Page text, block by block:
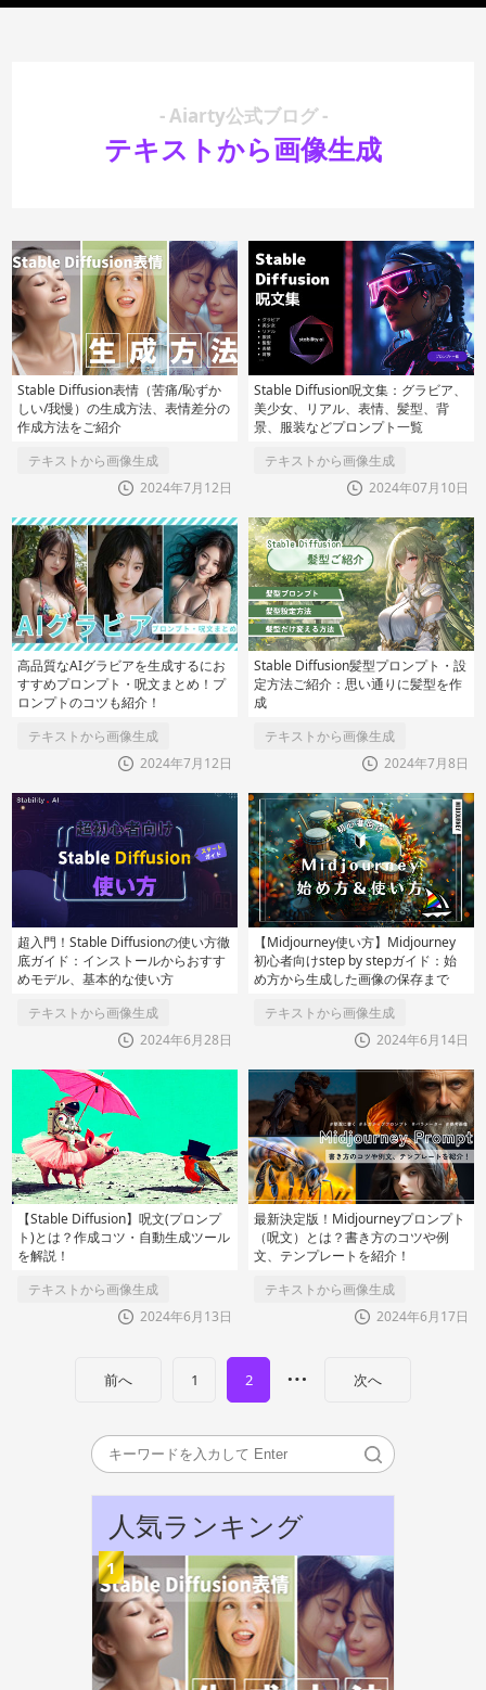
- Aiarty公式ブログ -
テキストから画像生成
Stable Diffusion表情（苦痛/恥ずか
しい/我慢）の生成方法、表情差分の
作成方法をご紹介
テキストから画像生成
2024年7月12日
Stable Diffusion呪文集：グラビア、
美少女、リアル、表情、髪型、背
景、服装などプロンプト一覧
テキストから画像生成
2024年07月10日
高品質なAIグラビアを生成するにお
すすめプロンプト・呪文まとめ！プ
ロンプトのコツも紹介！
テキストから画像生成
2024年7月12日
Stable Diffusion髪型プロンプト・設
定方法ご紹介：思い通りに髪型を作
成
テキストから画像生成
2024年7月8日
超入門！Stable Diffusionの使い方徹
底ガイド：インストールからおすす
めモデル、基本的な使い方
テキストから画像生成
2024年6月28日
【Midjourney使い方】Midjourney
初心者向けstep by stepガイド：始
め方から生成した画像の保存まで
テキストから画像生成
2024年6月14日
【Stable Diffusion】呪文(プロンプ
ト)とは？作成コツ・自動生成ツール
を解説！
テキストから画像生成
2024年6月13日
最新決定版！Midjourneyプロンプト
（呪文）とは？書き方のコツや例
文、テンプレートを紹介！
テキストから画像生成
2024年6月17日
前へ 1 2 … 次へ
人気ランキング